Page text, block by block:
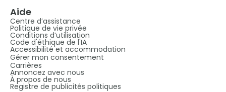
Aide
Centre d’assistance
Politique de vie privée
Conditions d’utilisation
Code d'éthique de l'IA
Accessibilité et accommodation
Gérer mon consentement
Carrières
Annoncez avec nous
À propos de nous
Registre de publicités politiques